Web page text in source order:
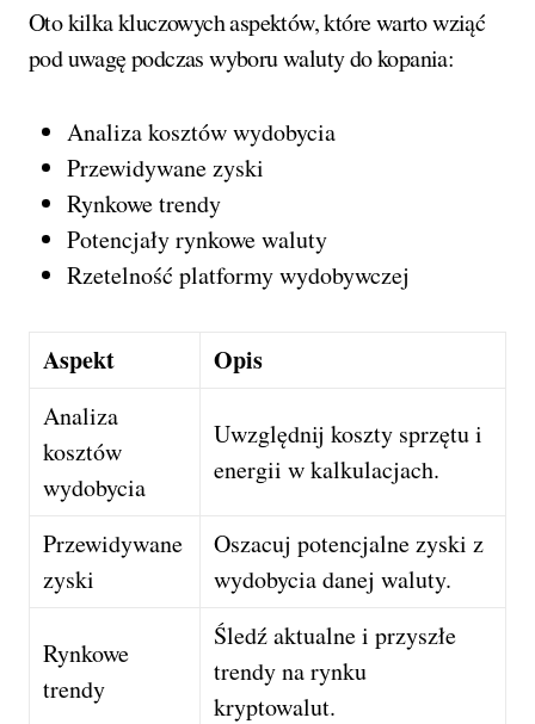
Oto kilka kluczowych aspektów, które warto wziąć
pod uwagę podczas wyboru waluty do kopania:
Analiza kosztów wydobycia
Przewidywane zyski
Rynkowe trendy
Potencjały rynkowe waluty
Rzetelność platformy wydobywczej
Aspekt Opis
Analiza
kosztów
wydobycia
Uwzględnij koszty sprzętu i
energii w kalkulacjach.
Przewidywane
zyski
Oszacuj potencjalne zyski z
wydobycia danej waluty.
Rynkowe
trendy
Śledź aktualne i przyszłe
trendy na rynku
kryptowalut.